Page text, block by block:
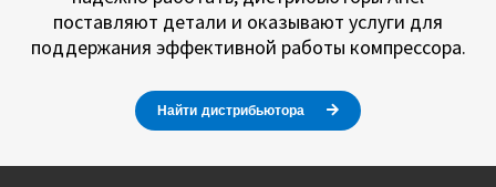
поставляют детали и оказывают услуги для
поддержания эффективной работы компрессора.
Найти дистрибьютора